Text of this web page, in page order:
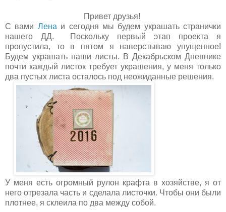
Привет друзья!
С вами Лена и сегодня мы будем украшать странички
нашего ДД. Поскольку первый этап проекта я
пропустила, то в пятом я наверстываю упущенное!
Будем украшать наши листы. В Декабрьском Дневнике
почти каждый листок требует украшения, у меня только
два пустых листа осталось под неожиданные решения.
У меня есть огромный рулон крафта в хозяйстве, я от
него отрезала часть и сделала листочки. Чтобы они были
плотнее, я склеила по два между собой.